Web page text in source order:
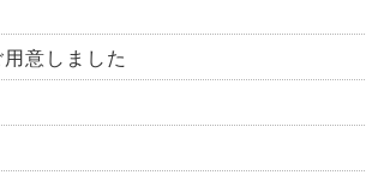
意しました